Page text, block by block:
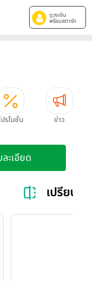
ดูวงเงิน
พร้อมสตาร์ท
ปรโมชั่น ข่าว
ะเอียด
เปรียบเ